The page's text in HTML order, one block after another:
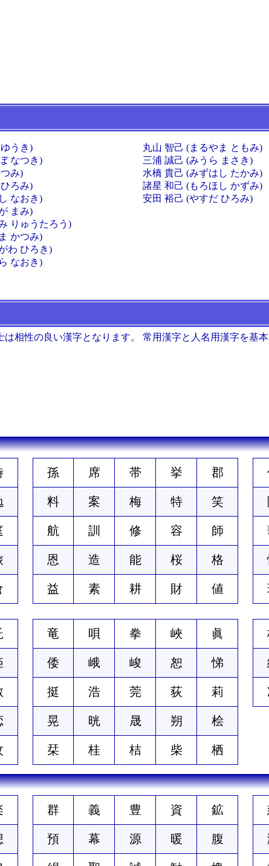
うき)
なつき)
み)
ろみ)
なおき)
まみ)
りゅうたろう)
かつみ)
わ ひろき)
なおき)
丸山 智己 (まるやま ともみ)
三浦 誠己 (みうら まさき)
水橋 貴己 (みずはし たかみ)
諸星 和己 (もろほし かずみ)
安田 裕己 (やすだ ひろみ)
相性の良い漢字となります。 常用漢字と人名用漢字を基
孫 席 帯 挙 郡
料 案 梅 特 笑
航 訓 修 容 師
恩 造 能 桜 格
益 素 耕 財 値
竜 唄 拳 峽 眞
倭 峨 峻 恕 悌
挺 浩 莞 荻 莉
晃 晄 晟 朔 桧
栞 桂 桔 柴 栖
群 義 豊 資 鉱
預 幕 源 暖 腹